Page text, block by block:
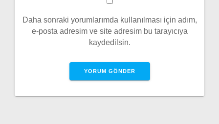
Daha sonraki yorumlarımda kullanılması için adım,
e-posta adresim ve site adresim bu tarayıcıya
kaydedilsin.